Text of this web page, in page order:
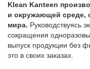
Klean Kanteen
и окружающей среде,
мира. Руководствуясь
сокращения
выпуск продукции без
это в своих заказах.